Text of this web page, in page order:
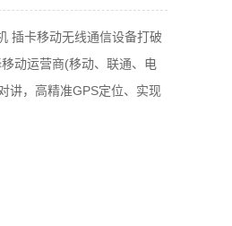
插卡移动无线通信设备打破
动运营商(移动、联通、电
讲，高精准GPS定位、实现